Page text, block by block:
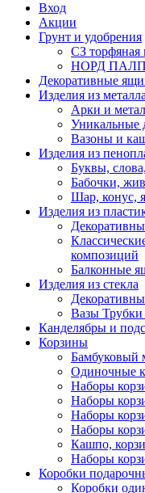
Вход
Акции
Грунт и удобрения
СЗ торфяная
НОРД
Декоративные
Изделия из металла
Арки и
Уникальные
Вазоны и
Изделия из
Буквы,
Бабочки,
Шар, конус,
Изделия из
композиций
Балконные
Изделия из стекла
Вазы
Канделябры и
Корзины
Бамбуковый
Одиночные
Наборы
Наборы
Наборы
Наборы
Кашпо,
Наборы
Коробки
Коробки